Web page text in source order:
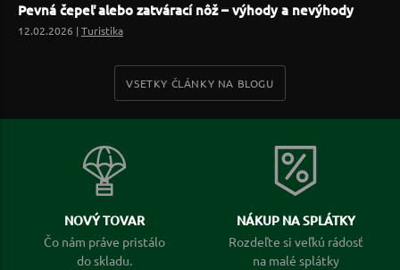
Pevná čepeľ alebo zatvárací nôž – výhody a nevýhody
12.02.2026 |Turistika
VSETKY ČLÁNKY NA BLOGU
NOVÝ TOVAR
Čo nám práve pristálo
do skladu.
NÁKUP NA SPLÁTKY
Rozdeľte si veľkú rádosť
na malé splátky